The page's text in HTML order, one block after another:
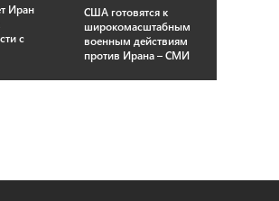
Иран
с
США готовятся к
широкомасштабным
военным действиям
против Ирана – СМИ